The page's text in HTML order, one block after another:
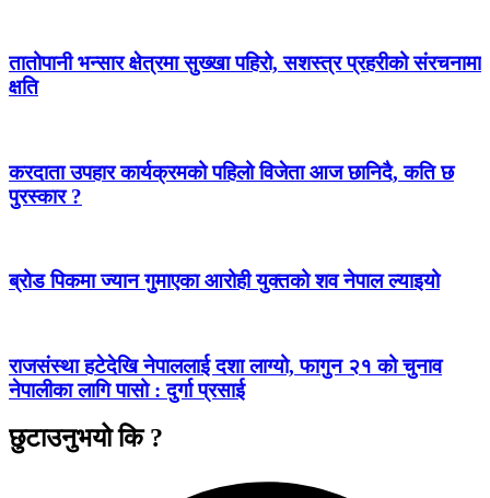
तातोपानी भन्सार क्षेत्रमा सुख्खा पहिरो, सशस्त्र प्रहरीको संरचनामा
क्षति
करदाता उपहार कार्यक्रमको पहिलो विजेता आज छानिदै, कति छ
पुरस्कार ?
ब्रोड पिकमा ज्यान गुमाएका आरोही युक्तको शव नेपाल ल्याइयो
राजसंस्था हटेदेखि नेपाललाई दशा लाग्यो, फागुन २१ को चुनाव
नेपालीका लागि पासो : दुर्गा प्रसाई
छुटाउनुभयो कि ?